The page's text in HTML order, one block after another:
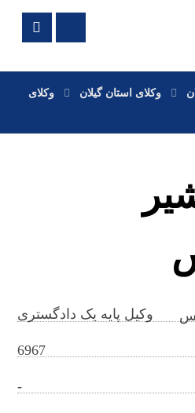
وکلای استان گیلان
وکلای
وکیل پایه یک دادگستری
6967
-